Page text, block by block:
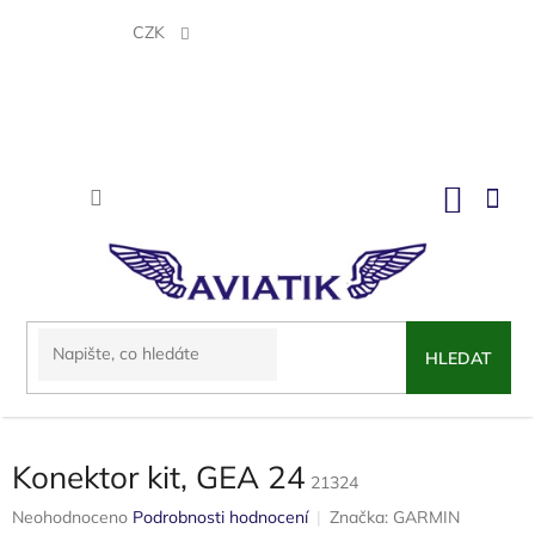
CZK
HLEDAT
Konektor kit, GEA 24 21324
Průměrné
Neohodnoceno Podrobnosti hodnocení Značka: GARMIN